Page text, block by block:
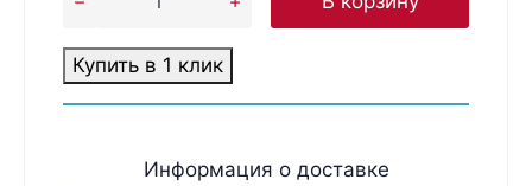
Купить в 1 клик
Информация о доставке